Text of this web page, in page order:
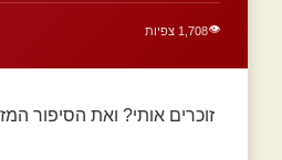
👁️1,708 צפיות
זוכרים אותי? ואת הסיפור